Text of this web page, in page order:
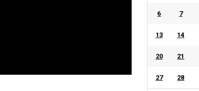
6 7
13 14
20 21
27 28